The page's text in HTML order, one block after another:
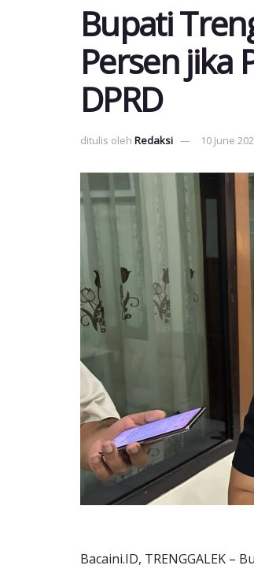
Bupati
Persen jika
DPRD
ditulis oleh Redaksi 10 June
Bacaini.ID, TRENGGALEK